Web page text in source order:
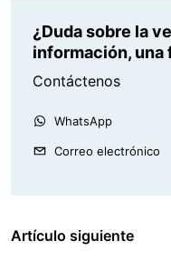
¿Duda sobre la
información, una
Contáctenos
WhatsApp
Correo electrónico
Artículo siguiente